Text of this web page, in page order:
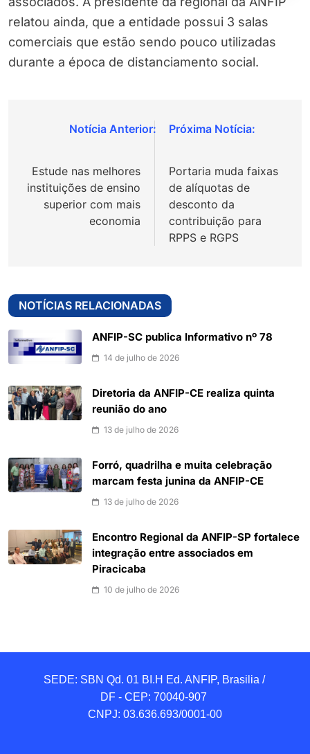
relatou ainda, que a entidade possui 3 salas
comerciais que estão sendo pouco utilizadas
durante a época de distanciamento social.
Navegação
Post
Estude nas melhores
instituições de ensino
superior com mais
economia
Portaria muda faixas
de alíquotas de
desconto da
contribuição para
RPPS e RGPS
NOTÍCIAS RELACIONADAS
ANFIP-SC publica Informativo nº 78
14 de julho de 2026
Diretoria da ANFIP-CE realiza quinta
reunião do ano
13 de julho de 2026
Forró, quadrilha e muita celebração
marcam festa junina da ANFIP-CE
13 de julho de 2026
Encontro Regional da ANFIP-SP fortalece
integração entre associados em
Piracicaba
10 de julho de 2026
SEDE: SBN Qd. 01 BI.H Ed. ANFIP, Brasilia /
DF - CEP: 70040-907
CNPJ: 03.636.693/0001-00